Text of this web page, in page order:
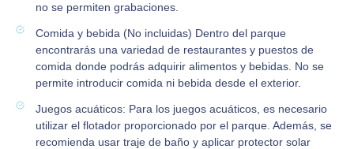
no se permiten grabaciones.
Comida y bebida (No incluidas) Dentro del parque
encontrarás una variedad de restaurantes y puestos de
comida donde podrás adquirir alimentos y bebidas. No se
permite introducir comida ni bebida desde el exterior.
Juegos acuáticos: Para los juegos acuáticos, es necesario
utilizar el flotador proporcionado por el parque. Además, se
recomienda usar traje de baño y aplicar protector solar